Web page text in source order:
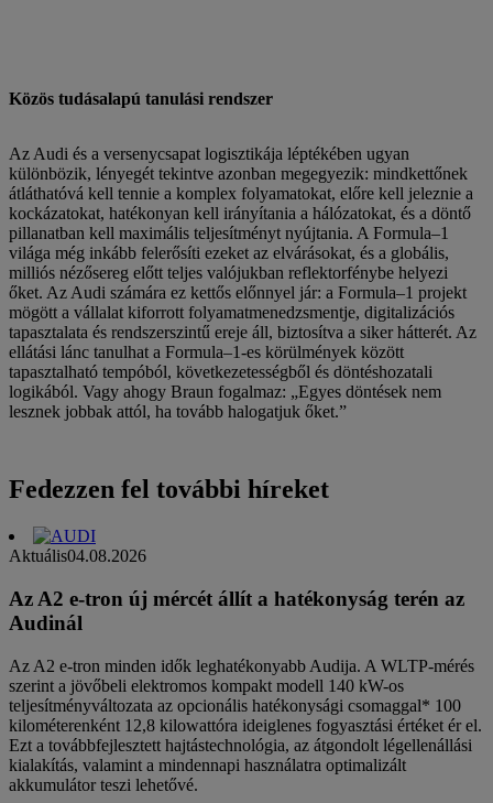
Közös tudásalapú tanulási rendszer
Az Audi és a versenycsapat logisztikája léptékében ugyan
különbözik, lényegét tekintve azonban megegyezik: mindkettőnek
átláthatóvá kell tennie a komplex folyamatokat, előre kell jeleznie a
kockázatokat, hatékonyan kell irányítania a hálózatokat, és a döntő
pillanatban kell maximális teljesítményt nyújtania. A Formula–1
világa még inkább felerősíti ezeket az elvárásokat, és a globális,
milliós nézősereg előtt teljes valójukban reflektorfénybe helyezi
őket. Az Audi számára ez kettős előnnyel jár: a Formula–1 projekt
mögött a vállalat kiforrott folyamatmenedzsmentje, digitalizációs
tapasztalata és rendszerszintű ereje áll, biztosítva a siker hátterét. Az
ellátási lánc tanulhat a Formula–1-es körülmények között
tapasztalható tempóból, következetességből és döntéshozatali
logikából. Vagy ahogy Braun fogalmaz: „Egyes döntések nem
lesznek jobbak attól, ha tovább halogatjuk őket.”
Fedezzen fel további híreket
Aktuális04.08.2026
Az A2 e-tron új mércét állít a hatékonyság terén az
Audinál
Az A2 e-tron minden idők leghatékonyabb Audija. A WLTP-mérés
szerint a jövőbeli elektromos kompakt modell 140 kW-os
teljesítményváltozata az opcionális hatékonysági csomaggal* 100
kilométerenként 12,8 kilowattóra ideiglenes fogyasztási értéket ér el.
Ezt a továbbfejlesztett hajtástechnológia, az átgondolt légellenállási
kialakítás, valamint a mindennapi használatra optimalizált
akkumulátor teszi lehetővé.